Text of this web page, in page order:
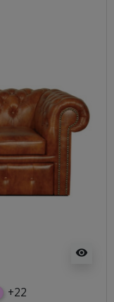
visibility
+22